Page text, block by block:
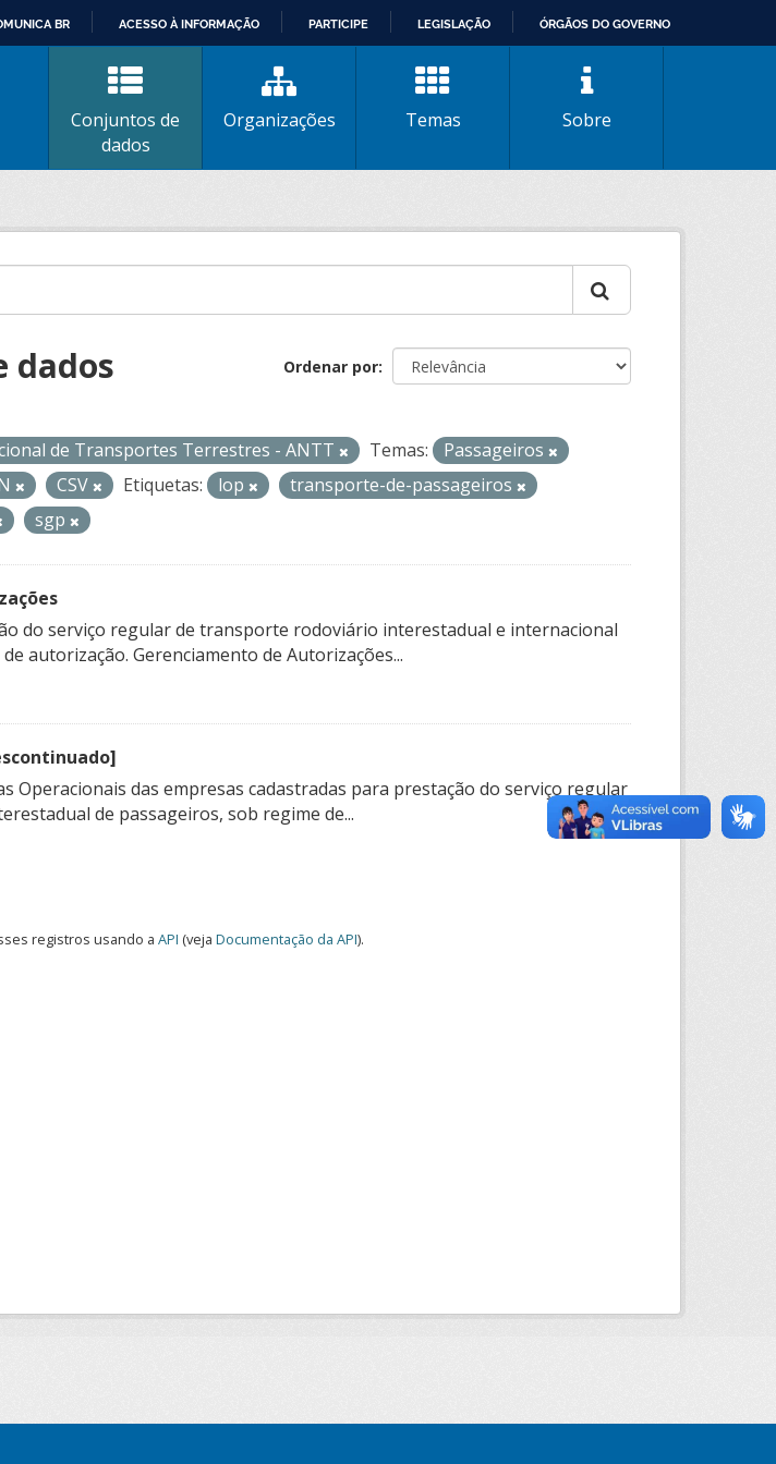
CONTEÚDO
BR ACESSO À INFORMAÇÃO PARTICIPE LEGISLAÇÃO ÓRGÃOS DO GOVERNO
Conjuntos de
dados
Organizações Temas Sobre
Ordenar por
dados
de Transportes Terrestres - ANTT Temas:
Passageiros
CSV Etiquetas: lop
transporte-de-passageiros
sgp
do serviço regular de transporte rodoviário interestadual e internacional
autorização. Gerenciamento de Autorizações...
Operacionais das empresas cadastradas para prestação do serviço regular
de passageiros, sob regime de...
registros usando a API (veja Documentação da API).